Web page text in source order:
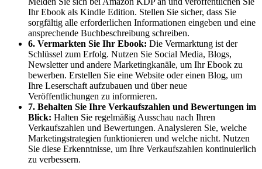
Ihr Ebook als Kindle Edition. Stellen ⁤Sie sicher, dass Sie
sorgfältig alle erforderlichen Informationen eingeben und eine
ansprechende Buchbeschreibung ​schreiben.
6. Vermarkten Sie Ihr Ebook: Die Vermarktung ist der
⁣Schlüssel zum Erfolg. Nutzen Sie ⁣Social Media, Blogs,
Newsletter und ‍andere Marketingkanäle, um ‍Ihr Ebook zu
bewerben. ⁤Erstellen Sie eine ‌Website oder einen Blog, um
Ihre Leserschaft aufzubauen und⁣ über ⁤neue
Veröffentlichungen zu ‍informieren.
7. Behalten Sie Ihre Verkaufszahlen und Bewertungen im
Blick: Halten⁣ Sie regelmäßig Ausschau nach Ihren
Verkaufszahlen und Bewertungen. Analysieren Sie, welche
Marketingstrategien funktionieren und welche ⁣nicht. Nutzen
Sie diese Erkenntnisse, um Ihre Verkaufszahlen kontinuierlich
zu verbessern.